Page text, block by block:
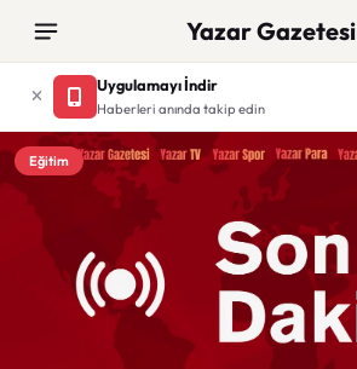
Yazar Gazetesi
Uygulamayı İndir
Haberleri anında takip edin
Eğitim